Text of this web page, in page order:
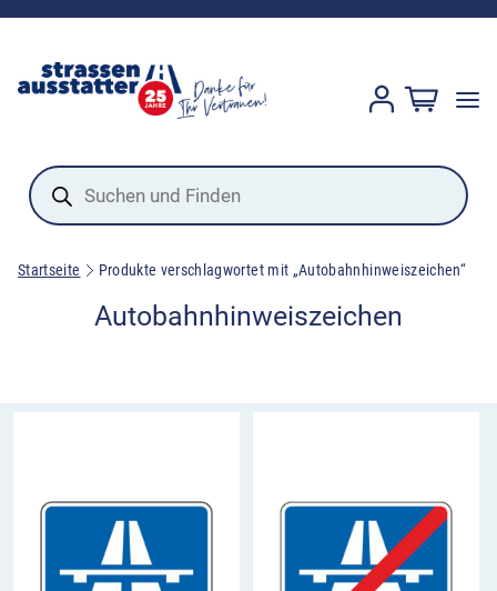
Products
search
Startseite Produkte verschlagwortet mit „Autobahnhinweiszeichen“
Autobahnhinweiszeichen